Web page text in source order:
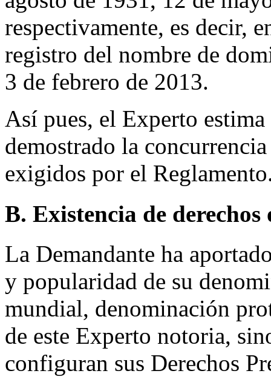
respectivamente, es decir,
registro del nombre de
3 de febrero de 2013.
Así pues, el Experto
demostrado la
exigidos por el
B. Existencia de derechos
La Demandante ha
y popularidad de su
mundial, denominación
de este Experto notoria,
configuran sus Derechos